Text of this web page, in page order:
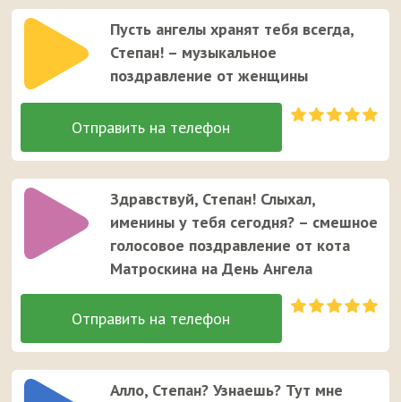
Пусть ангелы хранят тебя всегда,
Степан! – музыкальное
поздравление от женщины
Здравствуй, Степан! Слыхал,
именины у тебя сегодня? – смешное
голосовое поздравление от кота
Матроскина на День Ангела
Алло, Степан? Узнаешь? Тут мне